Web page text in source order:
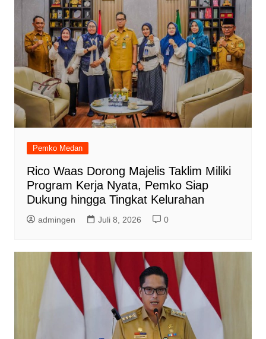
Pemko Medan
Rico Waas Dorong Majelis Taklim Miliki
Program Kerja Nyata, Pemko Siap
Dukung hingga Tingkat Kelurahan
admingen Juli 8, 2026 0